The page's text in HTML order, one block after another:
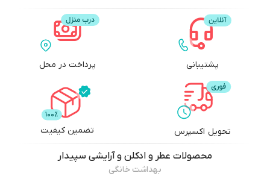
پشتیبانی پرداخت در محل
تحویل اکسپرس تضمین کیفیت
محصولات عطر و ادکلن و آرایشی سپیدار
بهداشت خانگی